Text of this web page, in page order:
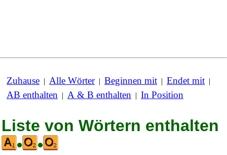
Zuhause | Alle Wörter| Beginnen mit | Endet mit |
AB enthalten | A & B enthalten | In Position
Liste von Wörtern enthalten
•
•